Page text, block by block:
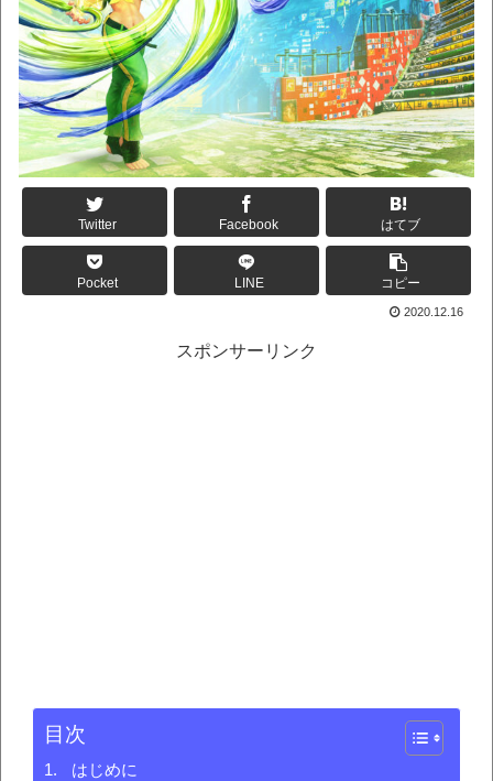
Twitter Facebook はてブ
Pocket LINE コピー
2020.12.16
スポンサーリンク
目次
はじめに